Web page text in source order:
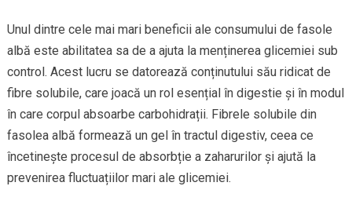
Unul dintre cele mai mari beneficii ale consumului de fasole
albă este abilitatea sa de a ajuta la menținerea glicemiei sub
control. Acest lucru se datorează conținutului său ridicat de
fibre solubile, care joacă un rol esențial în digestie și în modul
în care corpul absoarbe carbohidrații. Fibrele solubile din
fasolea albă formează un gel în tractul digestiv, ceea ce
încetinește procesul de absorbție a zaharurilor și ajută la
prevenirea fluctuațiilor mari ale glicemiei.